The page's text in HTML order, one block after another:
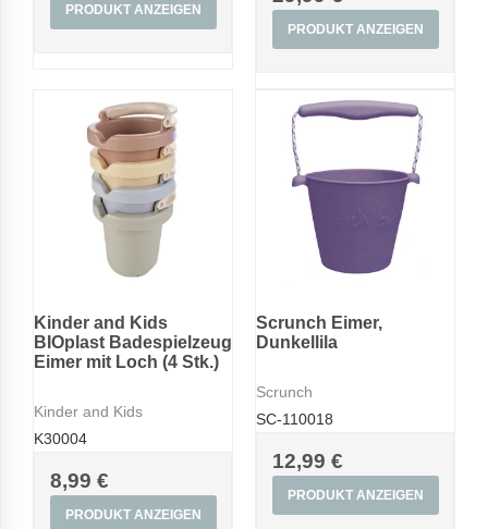
PRODUKT ANZEIGEN
PRODUKT ANZEIGEN
Kinder and Kids
BIOplast Badespielzeug
Eimer mit Loch (4 Stk.)
Kinder and Kids
K30004
8,99 €
PRODUKT ANZEIGEN
Scrunch Eimer,
Dunkellila
Scrunch
SC-110018
12,99 €
PRODUKT ANZEIGEN